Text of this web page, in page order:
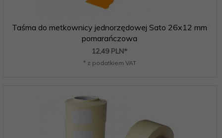
Taśma do metkownicy jednorzędowej Sato 26x12 mm
pomarańczowa
12,49 PLN*
* z podatkiem VAT